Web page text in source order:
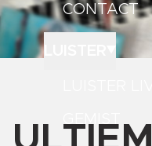
CONTACT